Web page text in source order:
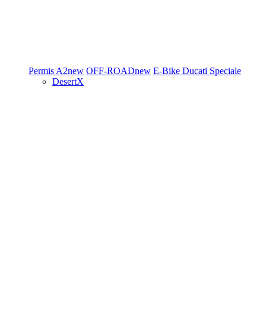
Permis A2new OFF-ROADnew E-Bike Ducati Speciale
DesertX